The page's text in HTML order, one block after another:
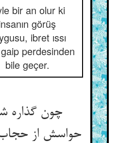
bir an olur ki
görüş
ibret ıssı
perdesinden
bile geçer.
چون گذاره
حواسش از